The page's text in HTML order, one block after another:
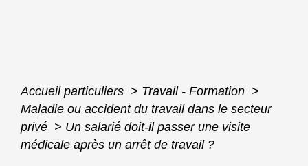
Accueil particuliers > Travail - Formation >
Maladie ou accident du travail dans le secteur
privé > Un salarié doit-il passer une visite
médicale après un arrêt de travail ?